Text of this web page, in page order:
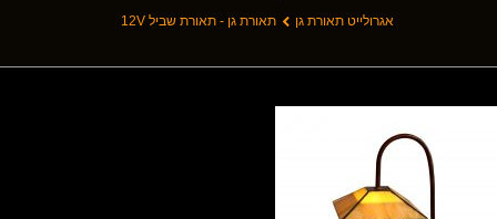
קטלוג גופי תאורה
תאורת פנים
בלוג
אגרולייט תאורת גן תאורת גן - תאורת שביל 12V